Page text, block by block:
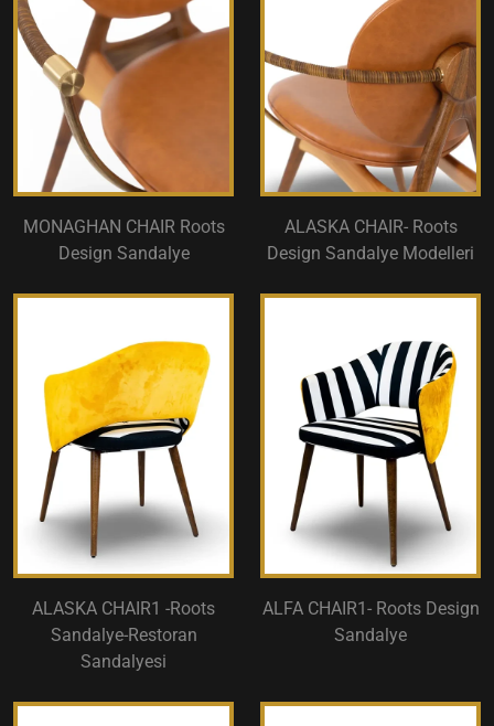
MONAGHAN CHAIR Roots
Design Sandalye
ALASKA CHAIR- Roots
Design Sandalye Modelleri
ALASKA CHAIR1 -Roots
Sandalye-Restoran
Sandalyesi
ALFA CHAIR1- Roots Design
Sandalye